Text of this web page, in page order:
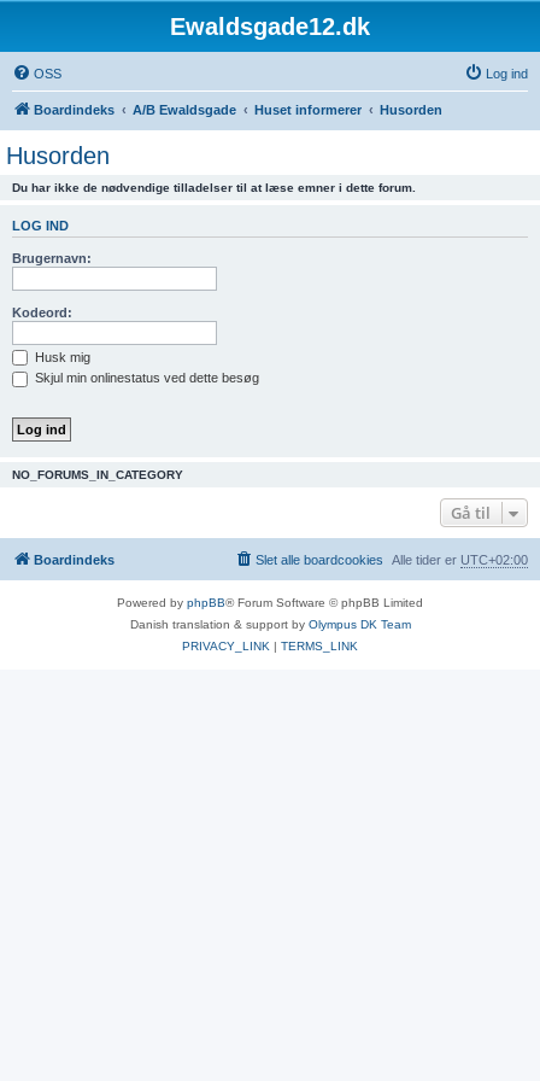
Ewaldsgade12.dk
OSS Log ind
Boardindeks A/B Ewaldsgade Huset informerer Husorden
Husorden
Du har ikke de nødvendige tilladelser til at læse emner i dette forum.
LOG IND
Brugernavn:
Kodeord:
Husk mig
Skjul min onlinestatus ved dette besøg
NO_FORUMS_IN_CATEGORY
Gå til
Boardindeks Alle tider er UTC+02:00
Slet alle boardcookies
Powered by phpBB® Forum Software © phpBB Limited
Danish translation & support by Olympus DK Team
PRIVACY_LINK | TERMS_LINK